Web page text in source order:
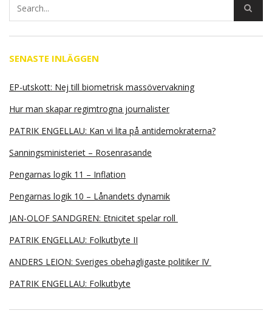
SENASTE INLÄGGEN
EP-utskott: Nej till biometrisk massövervakning
Hur man skapar regimtrogna journalister
PATRIK ENGELLAU: Kan vi lita på antidemokraterna?
Sanningsministeriet – Rosenrasande
Pengarnas logik 11 – Inflation
Pengarnas logik 10 – Lånandets dynamik
JAN-OLOF SANDGREN: Etnicitet spelar roll
PATRIK ENGELLAU: Folkutbyte II
ANDERS LEION: Sveriges obehagligaste politiker IV
PATRIK ENGELLAU: Folkutbyte